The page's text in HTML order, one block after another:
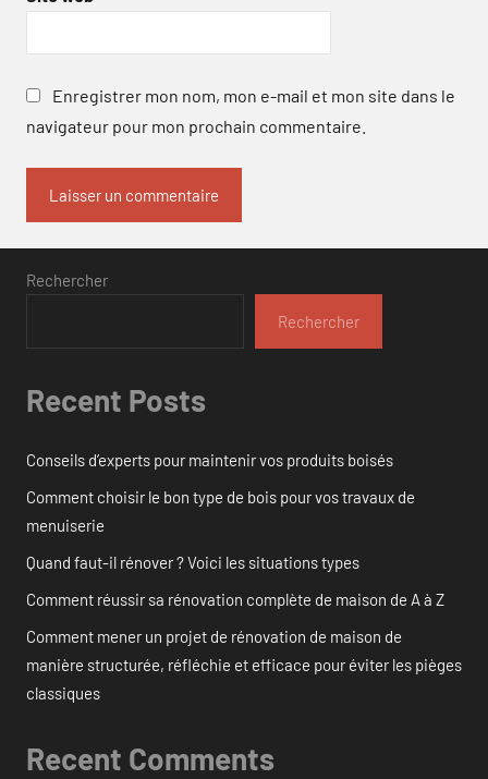
Enregistrer mon nom, mon e-mail et mon site dans le
navigateur pour mon prochain commentaire.
Rechercher
Rechercher
Recent Posts
Conseils d’experts pour maintenir vos produits boisés
Comment choisir le bon type de bois pour vos travaux de
menuiserie
Quand faut-il rénover ? Voici les situations types
Comment réussir sa rénovation complète de maison de A à Z
Comment mener un projet de rénovation de maison de
manière structurée, réfléchie et efficace pour éviter les pièges
classiques
Recent Comments